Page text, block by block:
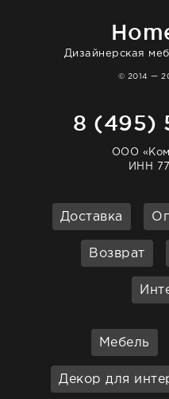
Дизайнерская
© 2014 —
8 (495)
ООО
ИНН
Доставка
Возврат
Мебель
Декор для